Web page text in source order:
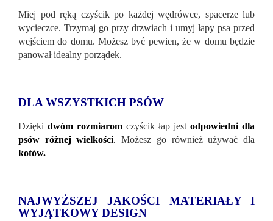
Miej pod ręką czyścik po każdej wędrówce, spacerze lub
wycieczce. Trzymaj go przy drzwiach i umyj łapy psa przed
wejściem do domu. Możesz być pewien, że w domu będzie
panował idealny porządek.
DLA WSZYSTKICH PSÓW
Dzięki dwóm rozmiarom czyścik łap jest odpowiedni dla
psów różnej wielkości. Możesz go również używać dla
kotów.
NAJWYŻSZEJ JAKOŚCI MATERIAŁY I
WYJĄTKOWY DESIGN